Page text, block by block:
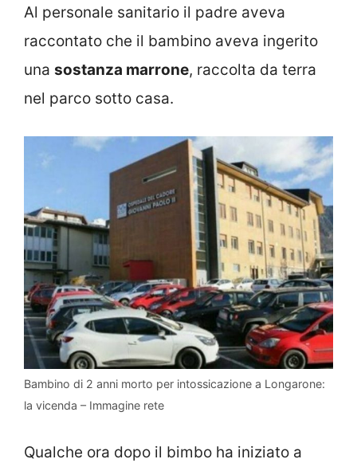
Al personale sanitario il padre aveva
raccontato che il bambino aveva ingerito
una sostanza marrone, raccolta da terra
nel parco sotto casa.
Bambino di 2 anni morto per intossicazione a Longarone:
la vicenda – Immagine rete
Qualche ora dopo il bimbo ha iniziato a